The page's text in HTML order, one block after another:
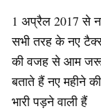
1 अप्रैल 2017 से
सभी तरह के नए
की वजह से आम
बताते हैं नए महीने
भारी पड़ने वाली हैं